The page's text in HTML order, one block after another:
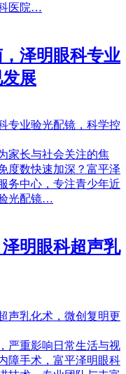
医院…
泽明眼科专业
展
家长与社会关注的焦
度数快速加深？富平泽
务中心，专注青少年近
光配镜…
明眼科超声乳
严重影响日常生活与视
障手术，富平泽明眼科